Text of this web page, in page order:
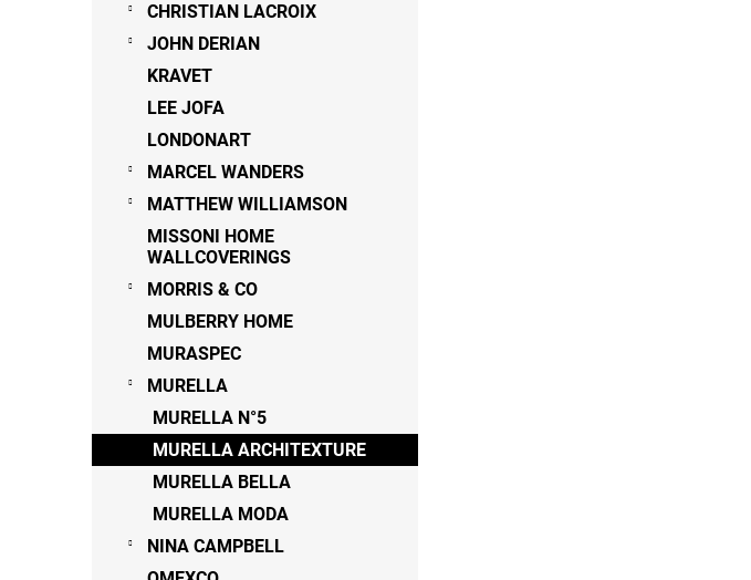
CHRISTIAN LACROIX
JOHN DERIAN
KRAVET
LEE JOFA
LONDONART
MARCEL WANDERS
MATTHEW WILLIAMSON
MISSONI HOME
WALLCOVERINGS
MORRIS & CO
MULBERRY HOME
MURASPEC
MURELLA
MURELLA N°5
MURELLA ARCHITEXTURE
MURELLA BELLA
MURELLA MODA
NINA CAMPBELL